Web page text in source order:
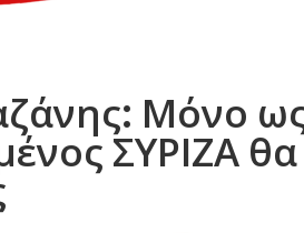
Μόνο ως
ΣΥΡΙΖΑ